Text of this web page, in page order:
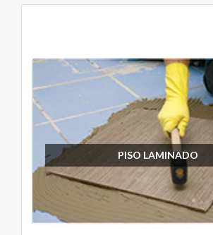
PISO LAMINADO